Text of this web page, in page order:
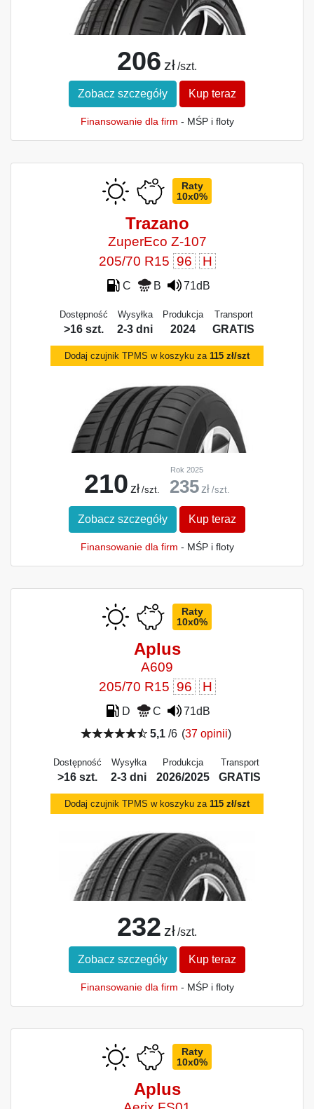
206 zł /szt.
Zobacz szczegóły Kup teraz
Finansowanie dla firm - MŚP i floty
Raty
10x0%
Trazano
ZuperEco Z-107
205/70 R15 96 H
C B 71dB
Dostępność
>16 szt.
Wysyłka
2-3 dni
Produkcja
2024
Transport
GRATIS
Dodaj czujnik TPMS w koszyku za 115 zł/szt
210 zł /szt.
Rok 2025
235 zł /szt.
Zobacz szczegóły Kup teraz
Finansowanie dla firm - MŚP i floty
Raty
10x0%
Aplus
A609
205/70 R15 96 H
D C
71dB
5,1/6 (37 opinii)
Dostępność
>16 szt.
Wysyłka
2-3 dni
Produkcja
2026/2025
Transport
GRATIS
Dodaj czujnik TPMS w koszyku za 115 zł/szt
232 zł /szt.
Zobacz szczegóły Kup teraz
Finansowanie dla firm - MŚP i floty
Raty
10x0%
Aplus